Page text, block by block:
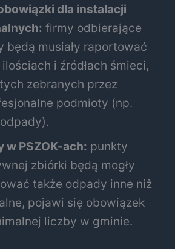
dla instalacji
firmy odbierające
będą musiały raportować
i źródłach śmieci,
zebranych przez
podmioty (np.
w PSZOK-ach: punkty
zbiórki będą mogły
także odpady inne niż
pojawi się obowiązek
liczby w gminie.